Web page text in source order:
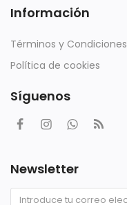
Información
Términos y Condiciones
Política de cookies
Síguenos
Newsletter